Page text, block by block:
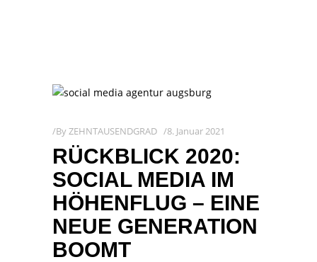
ByZEHNTAUSENDGRAD 8. Januar 2021
RÜCKBLICK 2020:
SOCIAL MEDIA IM
HÖHENFLUG – EINE
NEUE GENERATION
BOOMT